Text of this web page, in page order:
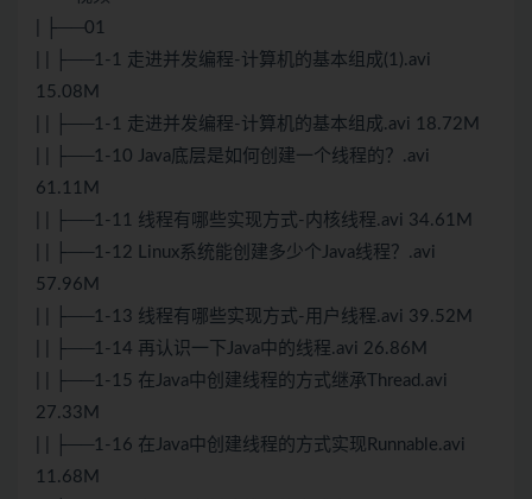
| ├──01
| | ├──1-1 走进并发编程-计算机的基本组成(1).avi
15.08M
| | ├──1-1 走进并发编程-计算机的基本组成.avi 18.72M
| | ├──1-10 Java底层是如何创建一个线程的？.avi
61.11M
| | ├──1-11 线程有哪些实现方式-内核线程.avi 34.61M
| | ├──1-12 Linux系统能创建多少个Java线程？.avi
57.96M
| | ├──1-13 线程有哪些实现方式-用户线程.avi 39.52M
| | ├──1-14 再认识一下Java中的线程.avi 26.86M
| | ├──1-15 在Java中创建线程的方式继承Thread.avi
27.33M
| | ├──1-16 在Java中创建线程的方式实现Runnable.avi
11.68M